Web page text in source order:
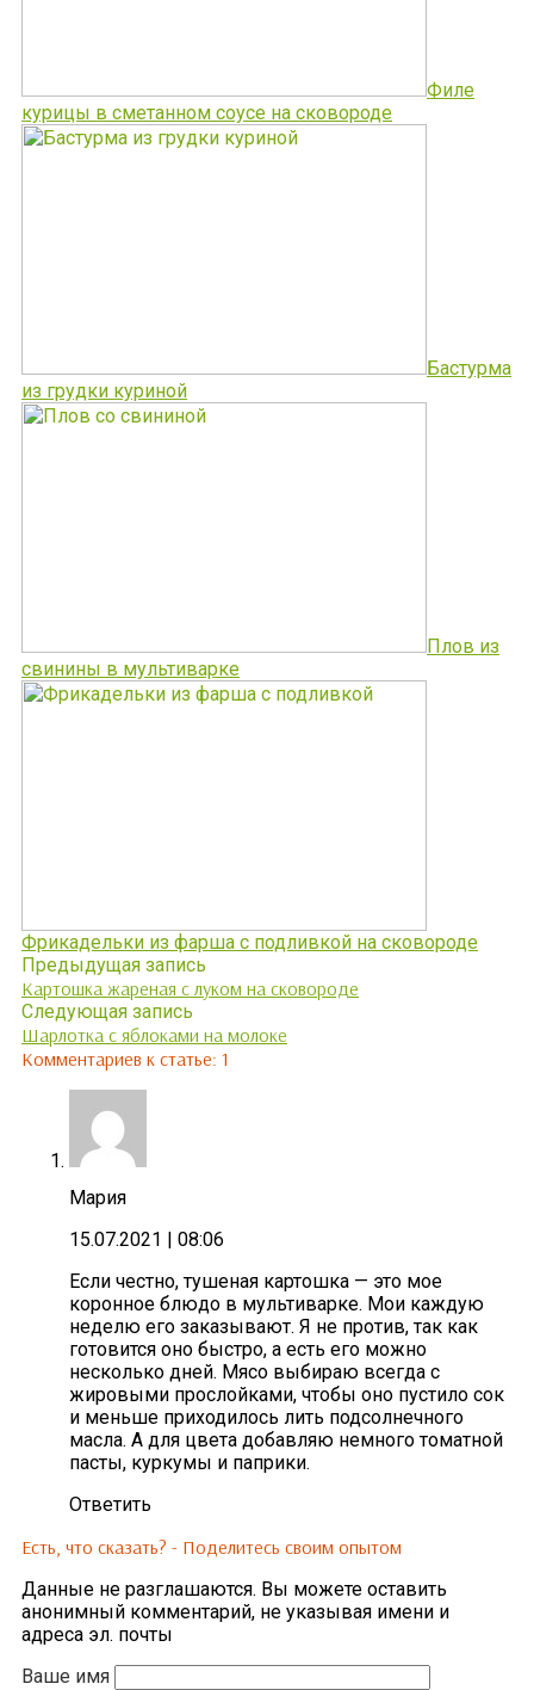
Филе
курицы в сметанном соусе на сковороде
Бастурма
из грудки куриной
Плов из
свинины в мультиварке
Фрикадельки из фарша с подливкой на сковороде
Предыдущая запись
Картошка жареная с луком на сковороде
Следующая запись
Шарлотка с яблоками на молоке
Комментариев к статье: 1
Мария
15.07.2021
| 08:06
Если честно, тушеная картошка — это мое
коронное блюдо в мультиварке. Мои каждую
неделю его заказывают. Я не против, так как
готовится оно быстро, а есть его можно
несколько дней. Мясо выбираю всегда с
жировыми прослойками, чтобы оно пустило сок
и меньше приходилось лить подсолнечного
масла. А для цвета добавляю немного томатной
пасты, куркумы и паприки.
Ответить
Есть, что сказать? - Поделитесь своим опытом
Данные не разглашаются. Вы можете оставить
анонимный комментарий, не указывая имени и
адреса эл. почты
Ваше имя